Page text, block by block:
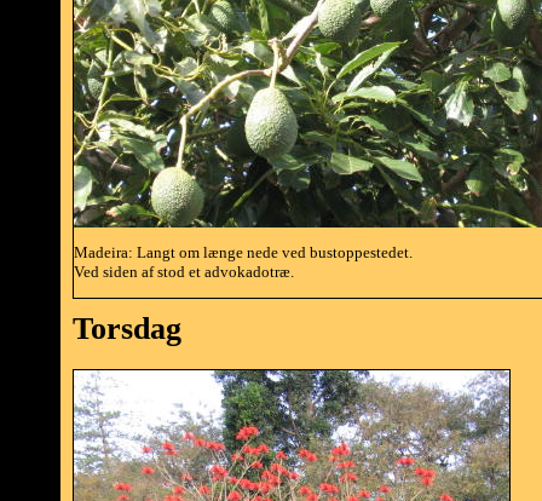
Madeira: Langt om længe nede ved bustoppestedet.
Ved siden af stod et advokadotræ.
Torsdag